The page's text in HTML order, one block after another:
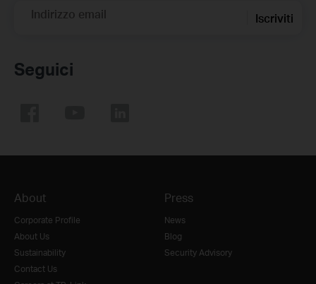
Indirizzo email Iscriviti
Seguici
About
Corporate Profile
About Us
Sustainability
Contact Us
Press
News
Blog
Security Advisory